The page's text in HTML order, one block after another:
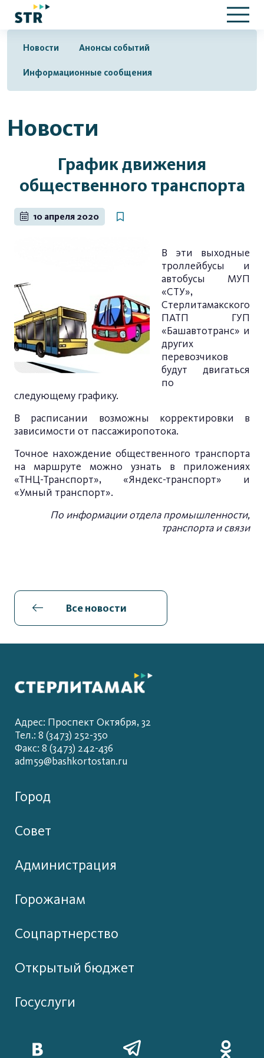
Новости Анонсы событий
Информационные сообщения
Новости
График движения
общественного транспорта
10 апреля 2020
В эти выходные
троллейбусы и
автобусы МУП
«СТУ»,
Стерлитамакского
ПАТП ГУП
«Башавтотранс» и
других
перевозчиков
будут двигаться
по
следующему графику.
В расписании возможны корректировки в
зависимости от пассажиропотока.
Точное нахождение общественного транспорта
на маршруте можно узнать в приложениях
«ТНЦ-Транспорт», «Яндекс-транспорт» и
«Умный транспорт».
По информации отдела промышленности,
транспорта и связи
Все новости
Адрес: Проспект Октября, 32
Тел.: 8 (3473) 252-350
Факс: 8 (3473) 242-436
adm59@bashkortostan.ru
Город
Совет
Администрация
Горожанам
Соцпартнерство
Открытый бюджет
Госуслуги